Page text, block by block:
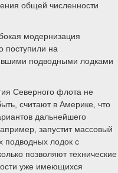
общей численности
модернизация
поступили на
подводными лодками
Северного флота не
считают в Америке, что
дальнейшего
запустит массовый
подводных лодок с
позволяют технические
уже имеющихся